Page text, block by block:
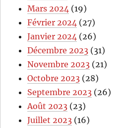
Mars 2024 (19)
Février 2024 (27)
Janvier 2024 (26)
Décembre 2023 (31)
Novembre 2023 (21)
Octobre 2023 (28)
Septembre 2023 (26)
Août 2023 (23)
Juillet 2023 (16)